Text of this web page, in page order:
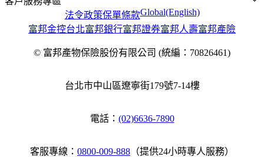
最新消息
公開資訊
服務據點
企業永續
金融大回饋
公平待客
富邦小管家
LINE CALL
服務據點總覽
法令政策保單條款Global(English)
富邦金控台北富邦銀行富邦證券富邦人壽富邦產險
© 富邦產物保險股份有限公司 (統編：70826461)
台北市中山區遼寧街179號7-14樓
電話： (02)6636-7890
客服專線： 0800-009-888 （提供24小時專人服務）